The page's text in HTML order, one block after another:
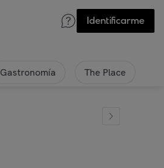
Identificarme
Gastronomía The Place